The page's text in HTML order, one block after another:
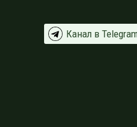
Канал в